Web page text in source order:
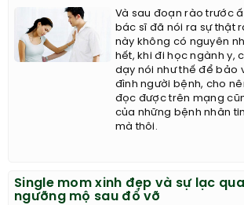
Và sau đoạn rào trước
bác sĩ đã nói ra sự thật
này không có nguyên
hết, khi đi học ngành y,
dạy nói như thế để bảo
đình người bệnh, cho
đọc được trên mạng
của những bệnh nhân
mà thôi.
Single mom xinh đẹp và sự lạc
ngưỡng mộ sau đổ vỡ